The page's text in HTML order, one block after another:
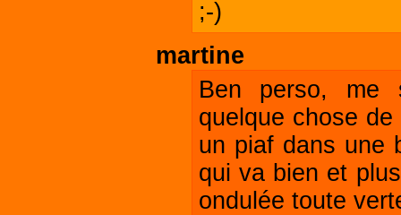
;-)
martine
Ben perso, me
quelque chose
un piaf dans une
qui va bien et
ondulée toute